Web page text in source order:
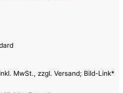
MwSt., zzgl. Versand; Bild-Link*